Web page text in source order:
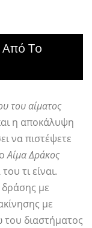
Από Το
του αίματος
η αποκάλυψη
να πιστέψετε
Αίμα Δράκος
τι είναι.
δράσης με
με
διαστήματος